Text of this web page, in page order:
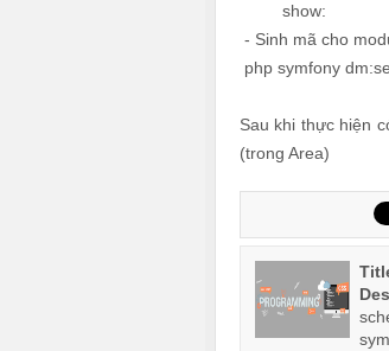
show:
- Sinh mã cho
php symfony
Sau khi thực hiện
(trong Area)